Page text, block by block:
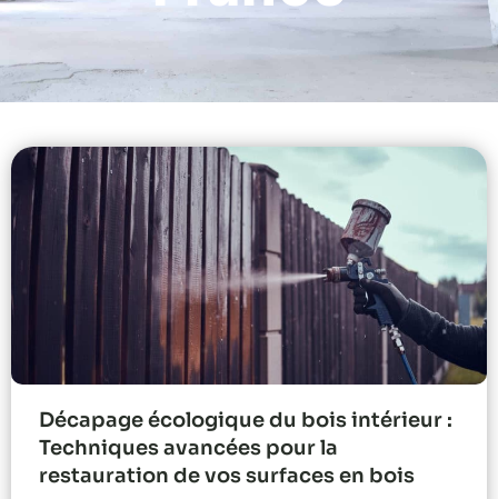
Décapage écologique du bois intérieur :
Techniques avancées pour la
restauration de vos surfaces en bois